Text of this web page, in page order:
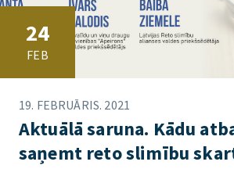
19. FEBRUĀRIS. 2021
Aktuālā saruna. Kādu
saņemt reto slimību
24
FEB